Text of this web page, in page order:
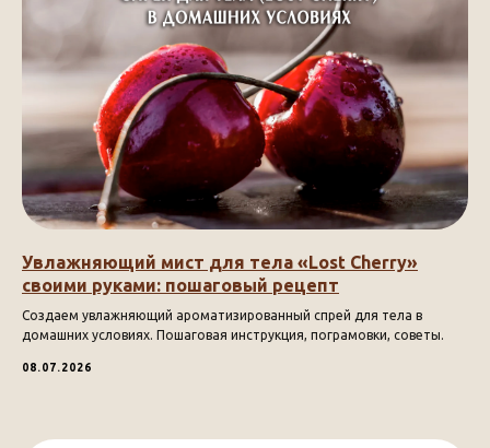
Увлажняющий мист для тела «Lost Cherry»
своими руками: пошаговый рецепт
Создаем увлажняющий ароматизированный спрей для тела в
домашних условиях. Пошаговая инструкция, пограмовки, советы.
08.07.2026